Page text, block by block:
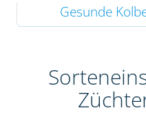
Gesunde